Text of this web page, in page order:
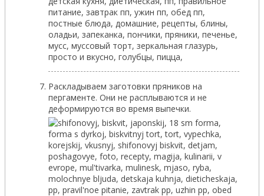
Раскладываем заготовки пряников на
пергаменте. Они не расплываются и не
деформируются во время выпечки.